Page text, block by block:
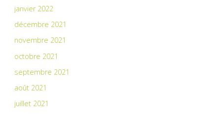
janvier 2022
décembre 2021
novembre 2021
octobre 2021
septembre 2021
août 2021
juillet 2021